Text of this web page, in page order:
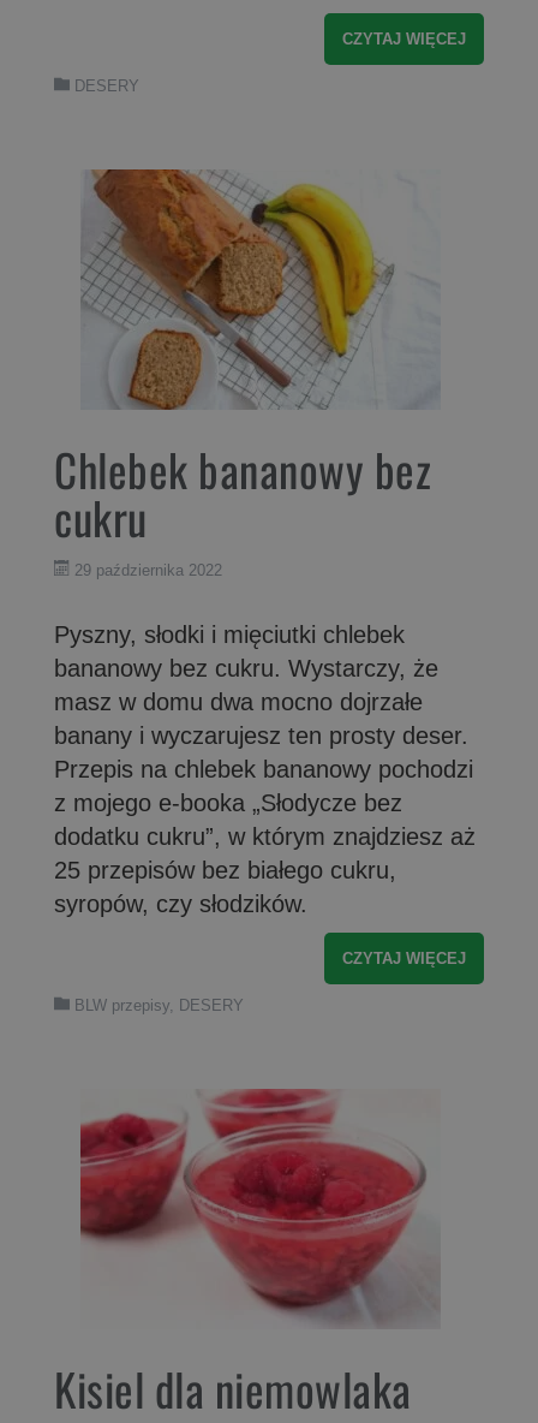
CZYTAJ WIĘCEJ
DESERY
Chlebek bananowy bez
cukru
29 października 2022
Pyszny, słodki i mięciutki chlebek
bananowy bez cukru. Wystarczy, że
masz w domu dwa mocno dojrzałe
banany i wyczarujesz ten prosty deser.
Przepis na chlebek bananowy pochodzi
z mojego e-booka „Słodycze bez
dodatku cukru”, w którym znajdziesz aż
25 przepisów bez białego cukru,
syropów, czy słodzików.
CZYTAJ WIĘCEJ
BLW przepisy, DESERY
Kisiel dla niemowlaka